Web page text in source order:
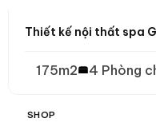
Thiết kế nội thất spa
175m2 4 Phòng
SHOP